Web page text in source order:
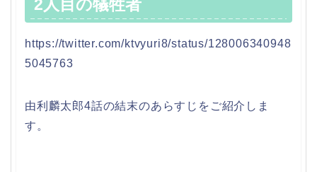
2人目の犠牲者
https://twitter.com/ktvyuri8/status/128006340948
5045763
由利麟太郎4話の結末のあらすじをご紹介しま
す。